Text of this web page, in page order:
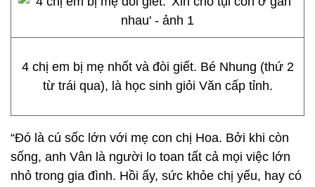
4 chị em bị mẹ nhốt và đòi giết. Bé Nhung (thứ 2
từ trái qua), là học sinh giỏi Văn cấp tỉnh.
“Đó là cú sốc lớn với mẹ con chị Hoa. Bởi khi còn
sống, anh Vân là người lo toan tất cả mọi việc lớn
nhỏ trong gia đình. Hồi ấy, sức khỏe chị yếu, hay có